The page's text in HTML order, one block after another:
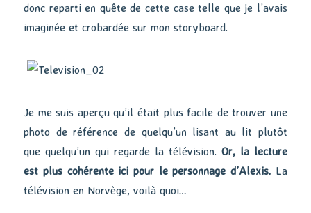
donc reparti en quête de cette case telle que je l’avais
imaginée et crobardée sur mon storyboard.
Je me suis aperçu qu’il était plus facile de trouver une
photo de référence de quelqu’un lisant au lit plutôt
que quelqu’un qui regarde la télévision. Or, la lecture
est plus cohérente ici pour le personnage d’Alexis.La
télévision en Norvège, voilà quoi…